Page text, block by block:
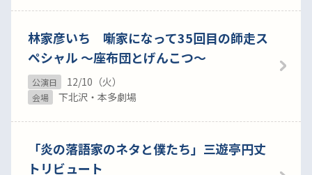
林家彦いち 噺家になって35回目の師走ス
ペシャル 〜座布団とげんこつ〜
公演日 12/10（火）
会場 下北沢・本多劇場
「炎の落語家のネタと僕たち」三遊亭円丈
トリビュート